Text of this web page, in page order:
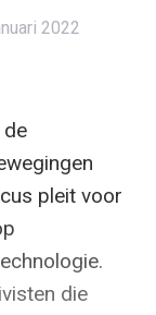
2022
de
pleit voor
die